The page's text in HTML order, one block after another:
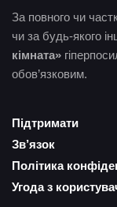
За повного чи
чи за будь-якого
кімната»
обов’язковим.
Підтримати
Зв’язок
Політика
Угода з